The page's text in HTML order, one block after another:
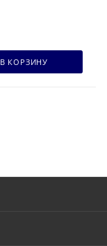
В КОРЗИНУ